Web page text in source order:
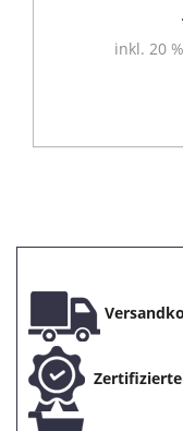
inkl. 20